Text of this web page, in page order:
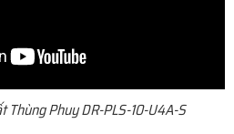
Thùng Phuy DR-PLS-10-U4A-S